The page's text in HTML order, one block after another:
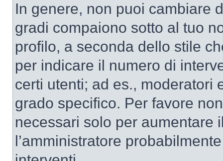
In genere, non puoi cambiare
gradi compaiono sotto al tuo
profilo, a seconda dello stile
per indicare il numero di
certi utenti; ad es., moderatori
grado specifico. Per favore
necessari solo per aumentare
l’amministratore